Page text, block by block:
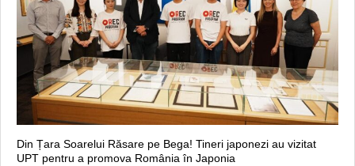
Din Țara Soarelui Răsare pe Bega! Tineri japonezi au vizitat
UPT pentru a promova România în Japonia